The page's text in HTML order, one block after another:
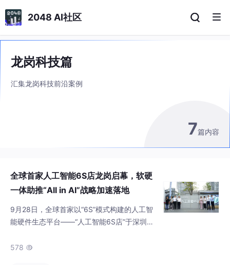
2048 AI社区
龙岗科技篇
汇集龙岗科技前沿案例
7篇内容
全球首家人工智能6S店龙岗启幕，软硬
一体助推“All in AI”战略加速落地
9月28日，全球首家以“6S”模式构建的人工智
能硬件生态平台——“人工智能6S店”于深圳龙
地整合了“展示（Show）、销售（Sale）、培
578 